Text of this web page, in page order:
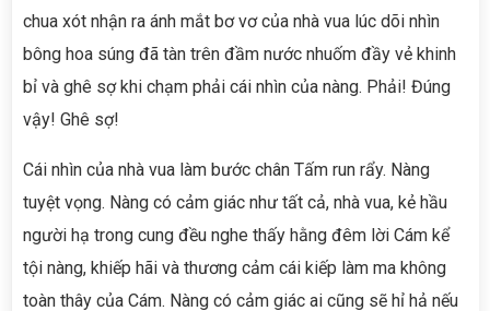
chua xót nhận ra ánh mắt bơ vơ của nhà vua lúc dõi nhìn
bông hoa súng đã tàn trên đầm nước nhuốm đầy vẻ khinh
bỉ và ghê sợ khi chạm phải cái nhìn của nàng. Phải! Đúng
vậy! Ghê sợ!
Cái nhìn của nhà vua làm bước chân Tấm run rẩy. Nàng
tuyệt vọng. Nàng có cảm giác như tất cả, nhà vua, kẻ hầu
người hạ trong cung đều nghe thấy hằng đêm lời Cám kể
tội nàng, khiếp hãi và thương cảm cái kiếp làm ma không
toàn thây của Cám. Nàng có cảm giác ai cũng sẽ hỉ hả nếu